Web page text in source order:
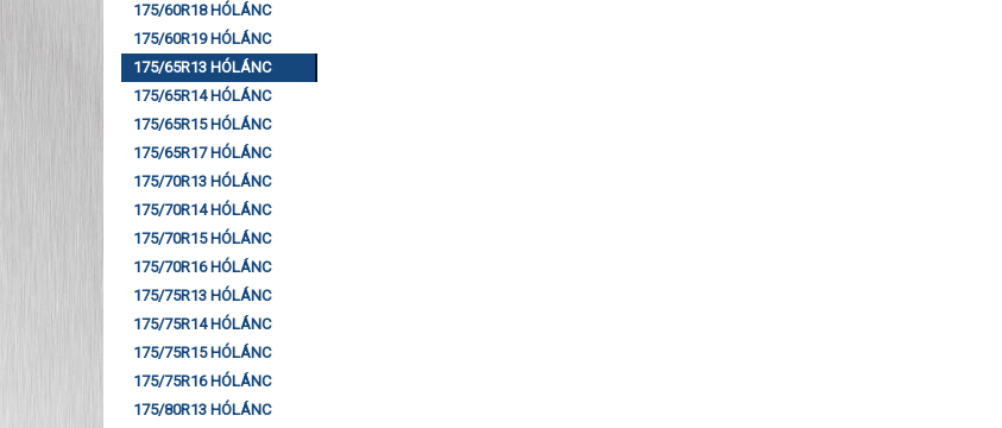
175/60R18 HÓLÁNC
175/60R19 HÓLÁNC
175/65R13 HÓLÁNC
175/65R14 HÓLÁNC
175/65R15 HÓLÁNC
175/65R17 HÓLÁNC
175/70R13 HÓLÁNC
175/70R14 HÓLÁNC
175/70R15 HÓLÁNC
175/70R16 HÓLÁNC
175/75R13 HÓLÁNC
175/75R14 HÓLÁNC
175/75R15 HÓLÁNC
175/75R16 HÓLÁNC
175/80R13 HÓLÁNC